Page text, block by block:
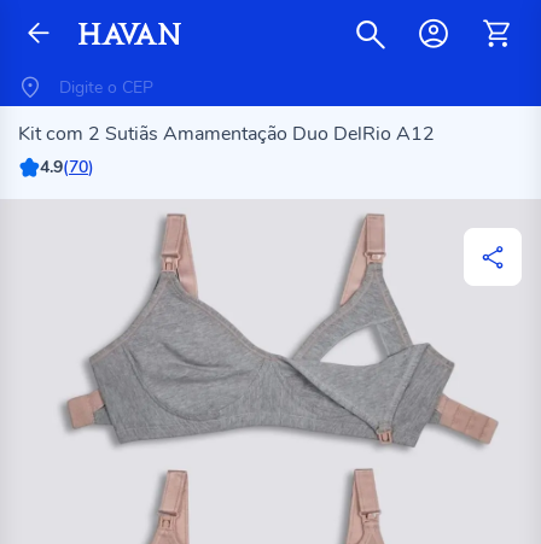
Kit com 2 Sutiãs Amamentação Duo DelRio A12
4.9(70)